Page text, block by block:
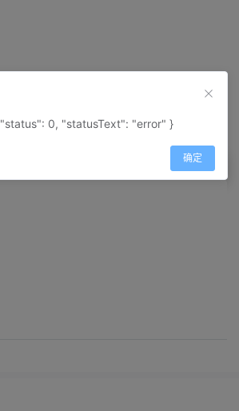
地图类型-交通线路图0, "statusText": "error" }
确定